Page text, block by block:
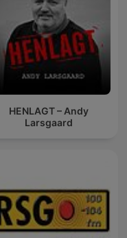
HENLAGT – Andy
Larsgaard